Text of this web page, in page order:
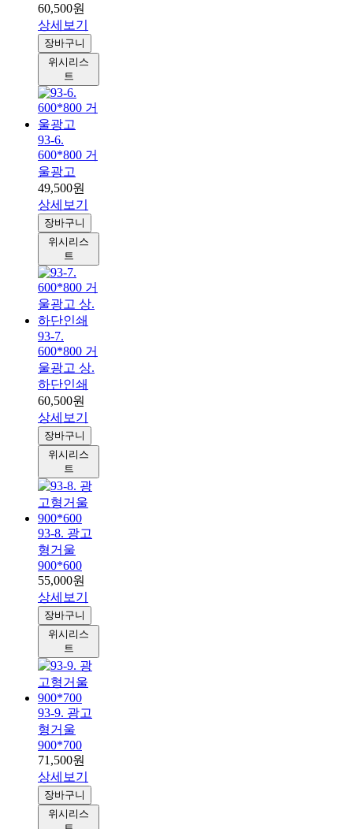
60,500원
상세보기
장바구니
위시리스
트
93-6.
600*800 거
울광고
49,500원
상세보기
장바구니
위시리스
트
93-7.
600*800 거
울광고 상.
하단인쇄
60,500원
상세보기
장바구니
위시리스
트
93-8. 광고
형거울
900*600
55,000원
상세보기
장바구니
위시리스
트
93-9. 광고
형거울
900*700
71,500원
상세보기
장바구니
위시리스